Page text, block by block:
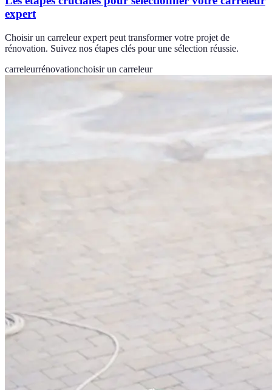
expert
Choisir un carreleur expert peut transformer votre projet de
rénovation. Suivez nos étapes clés pour une sélection réussie.
carreleurrénovationchoisir un carreleur